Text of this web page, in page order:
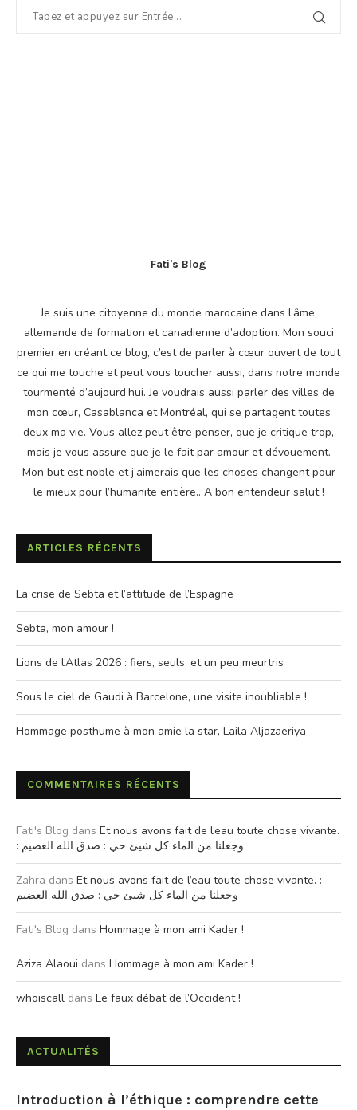
Fati's Blog
Je suis une citoyenne du monde marocaine dans l’âme,
allemande de formation et canadienne d’adoption. Mon souci
premier en créant ce blog, c’est de parler à cœur ouvert de tout
ce qui me touche et peut vous toucher aussi, dans notre monde
tourmenté d’aujourd’hui. Je voudrais aussi parler des villes de
mon cœur, Casablanca et Montréal, qui se partagent toutes
deux ma vie. Vous allez peut être penser, que je critique trop,
mais je vous assure que je le fait par amour et dévouement.
Mon but est noble et j’aimerais que les choses changent pour
le mieux pour l’humanite entière.. A bon entendeur salut !
ARTICLES RÉCENTS
La crise de Sebta et l’attitude de l’Espagne
Sebta, mon amour !
Lions de l’Atlas 2026 : fiers, seuls, et un peu meurtris
Sous le ciel de Gaudi à Barcelone, une visite inoubliable !
Hommage posthume à mon amie la star, Laila Aljazaeriya
COMMENTAIRES RÉCENTS
Fati's Blog dans Et nous avons fait de l’eau toute chose vivante.
: وجعلنا من الماء كل شيئ حي : صدق الله العضيم
Zahra dans Et nous avons fait de l’eau toute chose vivante. :
وجعلنا من الماء كل شيئ حي : صدق الله العضيم
Fati's Blog dans Hommage à mon ami Kader !
Aziza Alaoui dans Hommage à mon ami Kader !
whoiscall dans Le faux débat de l’Occident !
ACTUALITÉS
Introduction à l’éthique : comprendre cette